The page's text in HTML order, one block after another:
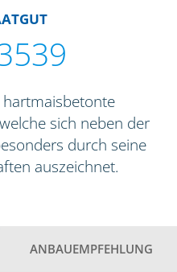
hartmaisbetonte
sich neben der
durch seine
auszeichnet.
ANBAUEMPFEHLUNG